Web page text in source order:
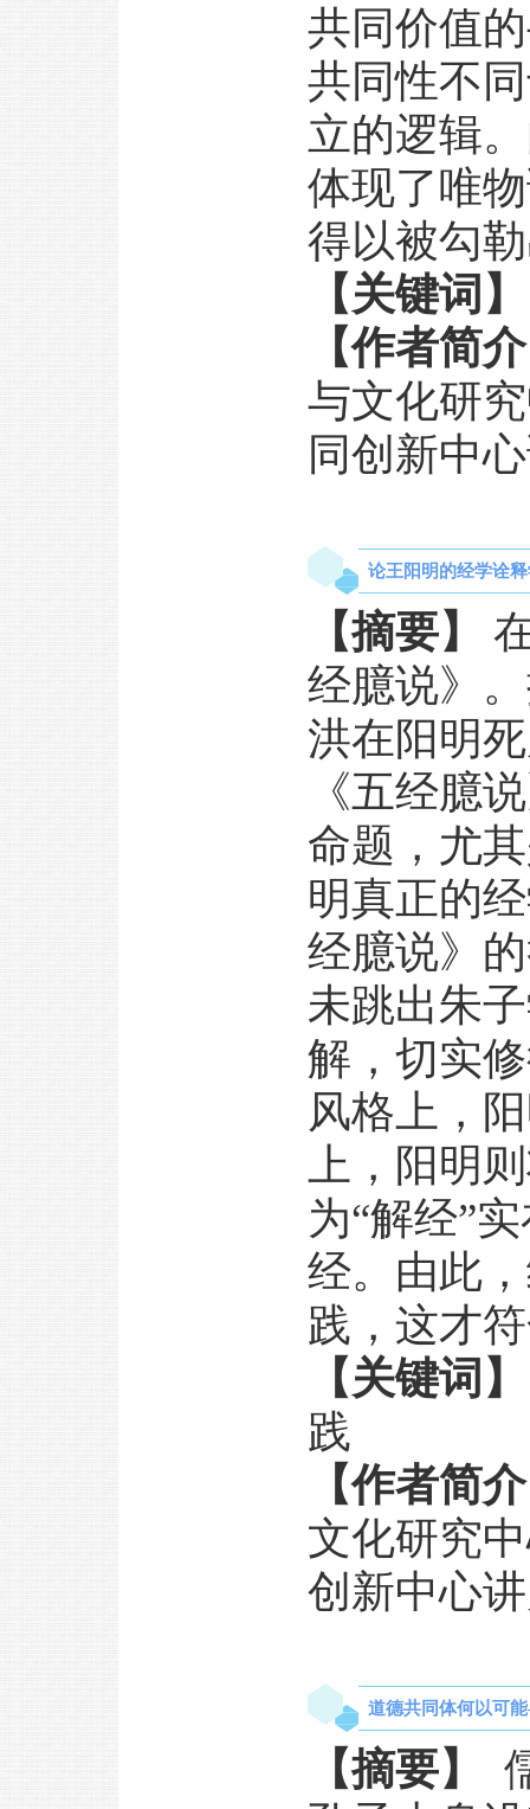
共同价值
共同性不
立的逻辑
体现了唯
得以被勾
【关键词】
【作者简
与文化研
同创新中
论王阳明的经学诠
【摘要】
经臆说》
洪在阳明
《五经臆
命题，尤
明真正的
经臆说》
未跳出朱
解，切实
风格上，
上，阳明
为“解经”
经。由此
践，这才
【关键词】
践
【作者简
文化研究
创新中心
道德共同体何以可
【摘要】